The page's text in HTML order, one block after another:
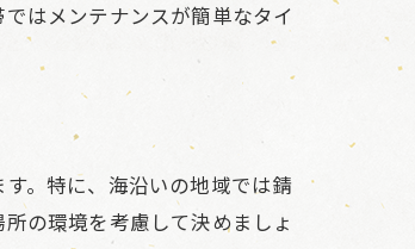
はメンテナンスが簡単なタイ
。特に、海沿いの地域では錆
の環境を考慮して決めましょ